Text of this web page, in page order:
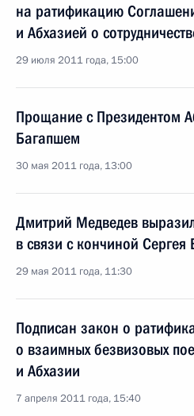
на ратификацию
и Абхазией о
29 июля 2011 года, 15:00
Прощание с Президентом
Багапшем
30 мая 2011 года, 13:00
Дмитрий Медведев
в связи с кончиной Сергея
29 мая 2011 года, 11:30
Подписан закон о
о взаимных безвизовых
и Абхазии
7 апреля 2011 года, 15:40